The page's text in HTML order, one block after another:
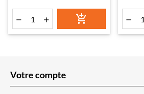
   
Votre compte